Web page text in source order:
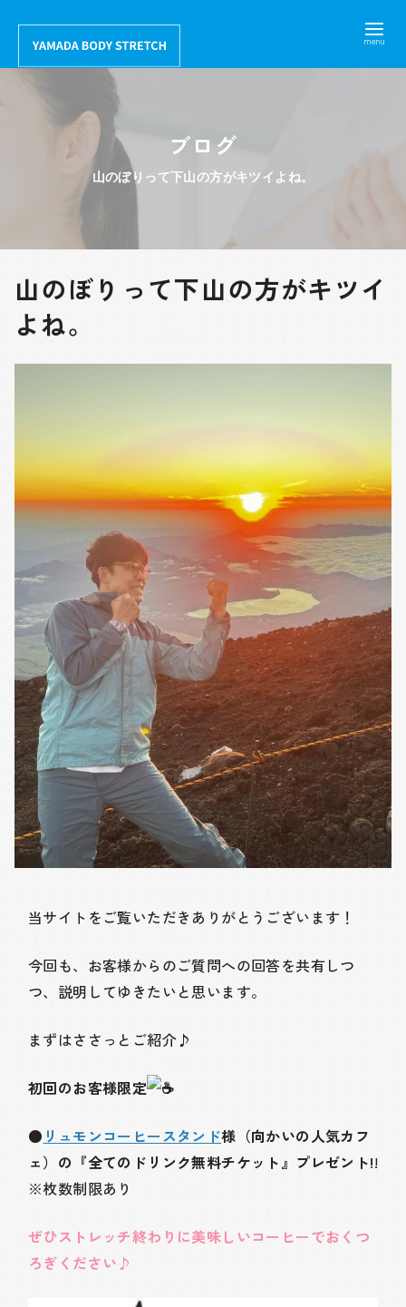
テ
ブログ
山のぼりって下山の方がキツイよね。
山のぼりって下山の方がキツイ
よね。
当サイトをご覧いただきありがとうございます！
今回も、お客様からのご質問への回答を共有しつ
つ、説明してゆきたいと思います。
まずはささっとご紹介♪
初回のお客様限定
● リュモンコーヒースタンド様（向かいの人気カフ
ェ）の『全てのドリンク無料チケット』プレゼント!!
※枚数制限あり
ぜひストレッチ終わりに美味しいコーヒーでおくつ
ろぎください ♪